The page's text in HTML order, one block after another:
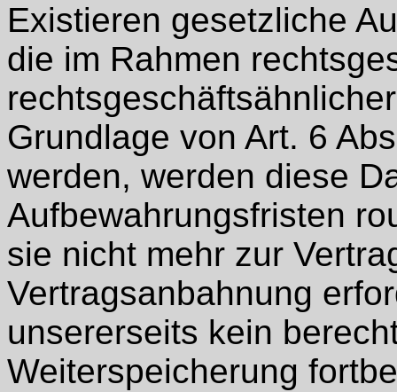
Existieren gesetzliche
die im Rahmen
Grundlage von Art. 6
werden, werden diese
Aufbewahrungsfristen
sie nicht mehr zur
Vertragsanbahnung
unsererseits kein
Weiterspeicherung